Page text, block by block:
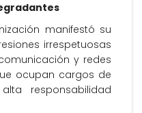
manifestó su
irrespetuosas
y redes
ocupan cargos de
responsabilidad